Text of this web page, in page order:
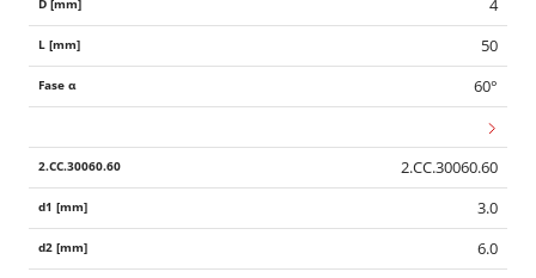
4
50
60°
2.CC.30060.60
3.0
6.0